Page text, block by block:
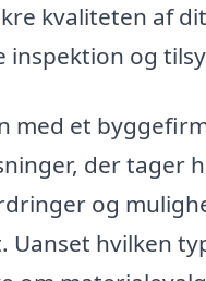
kvaliteten af
inspektion og
med et
der tager
og
hvilken